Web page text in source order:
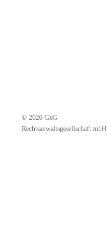
© 2026 GxG
Rechtsanwaltsgesellschaft mbH